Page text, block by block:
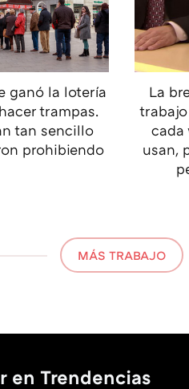
ganó la lotería
trampas.
tan sencillo
prohibiendo
La
cada
usan,
MÁS TRABAJO
en Trendencias